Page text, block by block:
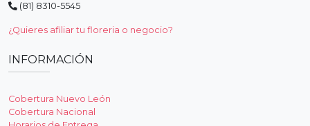
(81) 8310-5545
¿Quieres afiliar tu floreria o negocio?
INFORMACIÓN
Cobertura Nuevo León
Cobertura Nacional